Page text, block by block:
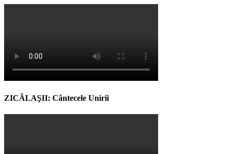
ZICĂLAŞII: Cântecele Unirii